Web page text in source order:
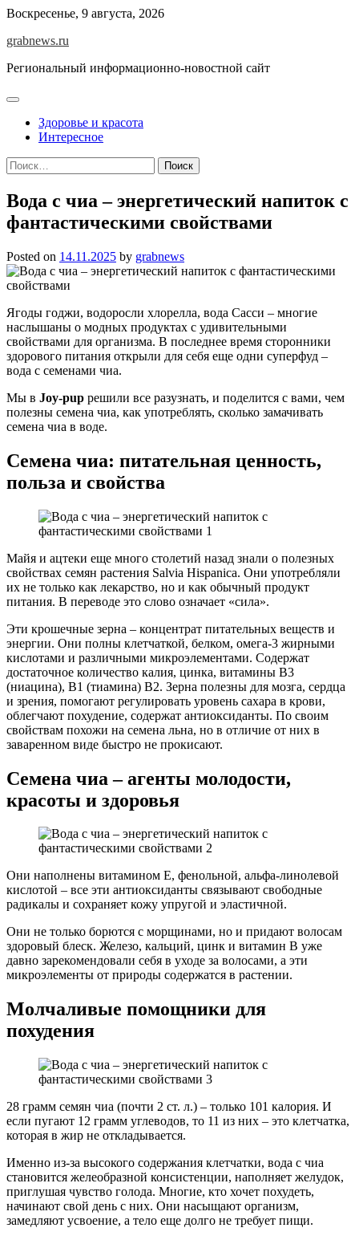
Skip
content
Воскресенье, 9 августа, 2026
grabnews.ru
Региональный информационно-новостной сайт
Здоровье и красота
Интересное
Найти:
Вода с чиа – энергетический напиток с
фантастическими свойствами
Posted on 14.11.2025 by grabnews
Ягоды годжи, водоросли хлорелла, вода Сасси – многие
наслышаны о модных продуктах с удивительными
свойствами для организма. В последнее время сторонники
здорового питания открыли для себя еще одни суперфуд –
вода с семенами чиа.
Мы в Joy-pup решили все разузнать, и поделится с вами, чем
полезны семена чиа, как употреблять, сколько замачивать
семена чиа в воде.
Семена чиа: питательная ценность,
польза и свойства
Майя и ацтеки еще много столетий назад знали о полезных
свойствах семян растения Salvia Hispanica. Они употребляли
их не только как лекарство, но и как обычный продукт
питания. В переводе это слово означает «сила».
Эти крошечные зерна – концентрат питательных веществ и
энергии. Они полны клетчаткой, белком, омега-3 жирными
кислотами и различными микроэлементами. Содержат
достаточное количество калия, цинка, витамины В3
(ниацина), В1 (тиамина) B2. Зерна полезны для мозга, сердца
и зрения, помогают регулировать уровень сахара в крови,
облегчают похудение, содержат антиоксиданты. По своим
свойствам похожи на семена льна, но в отличие от них в
заваренном виде быстро не прокисают.
Семена чиа – агенты молодости,
красоты и здоровья
Они наполнены витамином Е, фенольной, альфа-линолевой
кислотой – все эти антиоксиданты связывают свободные
радикалы и сохраняет кожу упругой и эластичной.
Они не только борются с морщинами, но и придают волосам
здоровый блеск. Железо, кальций, цинк и витамин B уже
давно зарекомендовали себя в уходе за волосами, а эти
микроэлементы от природы содержатся в растении.
Молчаливые помощники для
похудения
28 грамм семян чиа (почти 2 ст. л.) – только 101 калория. И
если пугают 12 грамм углеводов, то 11 из них – это клетчатка,
которая в жир не откладывается.
Именно из-за высокого содержания клетчатки, вода с чиа
становится желеобразной консистенции, наполняет желудок,
приглушая чувство голода. Многие, кто хочет похудеть,
начинают свой день с них. Они насыщают организм,
замедляют усвоение, а тело еще долго не требует пищи.